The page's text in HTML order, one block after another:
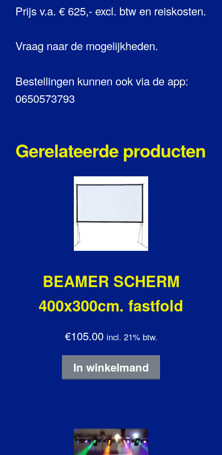
Prijs v.a. € 625,- excl. btw en reiskosten.
Vraag naar de mogelijkheden.
Bestellingen kunnen ook via de app:
0650573793
Gerelateerde producten
BEAMER SCHERM
400x300cm. fastfold
€105.00 incl. 21% btw.
In winkelmand